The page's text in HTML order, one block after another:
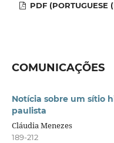
PDF (PORTUGUESE
COMUNICAÇÕES
Notícia sobre um sítio
paulista
Cláudia Menezes
189-212